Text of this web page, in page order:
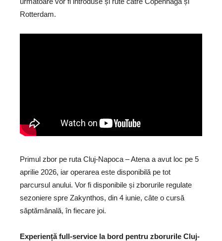
Rotterdam.
Primul zbor pe ruta Cluj-Napoca – Atena a avut loc pe 5
aprilie 2026, iar operarea este disponibilă pe tot
parcursul anului. Vor fi disponibile și zborurile regulate
sezoniere spre Zakynthos, din 4 iunie, câte o cursă
săptămânală, în fiecare joi.
Experiență full-service la bord pentru zborurile Cluj-